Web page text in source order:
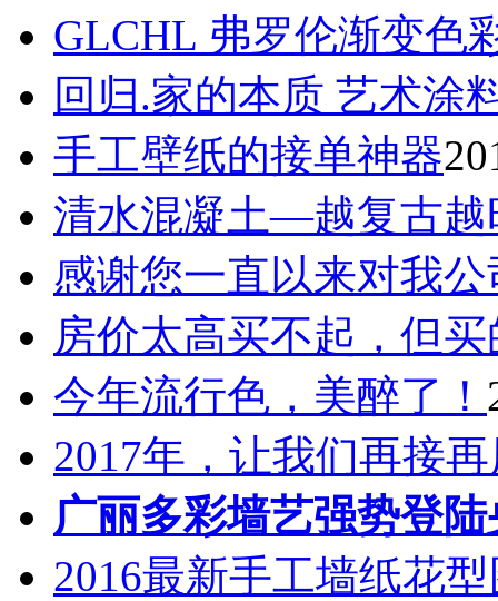
GLCHL 弗罗伦渐变色
回归.家的本质 艺术涂
手工壁纸的接单神器
清水混凝土—越复古越
感谢您一直以来对我
房价太高买不起，但
今年流行色，美醉了！
2017年，让我们再接
广丽多彩墙艺强势登
2016最新手工墙纸花